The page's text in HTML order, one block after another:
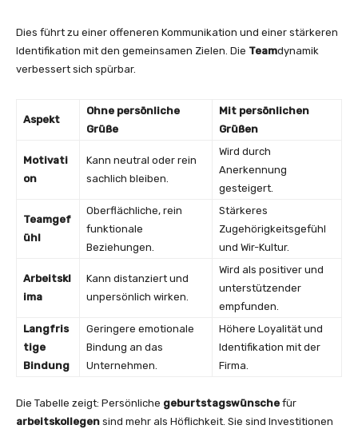
Dies führt zu einer offeneren Kommunikation und einer stärkeren
Identifikation mit den gemeinsamen Zielen. Die Teamdynamik
verbessert sich spürbar.
Aspekt
Ohne persönliche
Grüße
Mit persönlichen
Grüßen
Motivati
on
Kann neutral oder rein
sachlich bleiben.
Wird durch
Anerkennung
gesteigert.
Teamgef
ühl
Oberflächliche, rein
funktionale
Beziehungen.
Stärkeres
Zugehörigkeitsgefühl
und Wir-Kultur.
Arbeitskl
ima
Kann distanziert und
unpersönlich wirken.
Wird als positiver und
unterstützender
empfunden.
Langfris
tige
Bindung
Geringere emotionale
Bindung an das
Unternehmen.
Höhere Loyalität und
Identifikation mit der
Firma.
Die Tabelle zeigt: Persönliche geburtstagswünsche für
arbeitskollegen sind mehr als Höflichkeit. Sie sind Investitionen